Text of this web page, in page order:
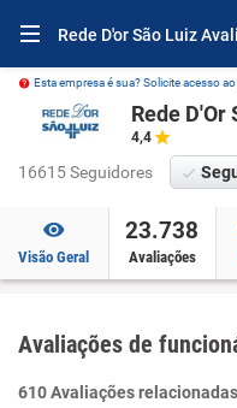
Rede D'or São Luiz
Esta empresa é sua? Solicite acesso ao
Rede D'Or
4,4
16615 Seguidores
Visão Geral
23.738
Avaliações
Avaliações de
610 Avaliações